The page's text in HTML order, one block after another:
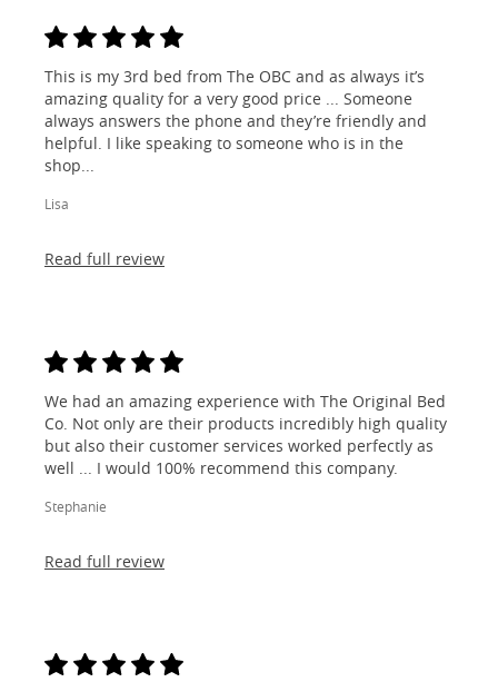
This is my 3rd bed from The OBC and as always it’s
amazing quality for a very good price ... Someone
always answers the phone and they’re friendly and
helpful. I like speaking to someone who is in the
shop...
Lisa
Read full review
We had an amazing experience with The Original Bed
Co. Not only are their products incredibly high quality
but also their customer services worked perfectly as
well ... I would 100% recommend this company.
Stephanie
Read full review